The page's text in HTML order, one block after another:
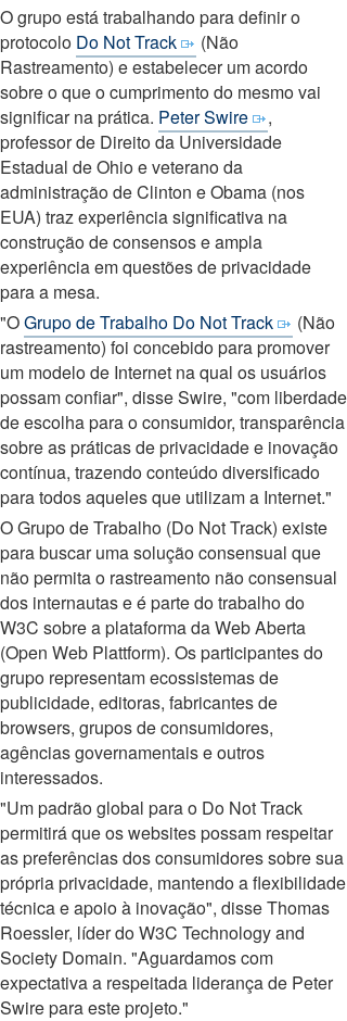
O grupo está trabalhando para definir o
protocolo Do Not Track
(Não
Rastreamento) e estabelecer um acordo
sobre o que o cumprimento do mesmo vai
significar na prática. Peter Swire
,
professor de Direito da Universidade
Estadual de Ohio e veterano da
administração de Clinton e Obama (nos
EUA) traz experiência significativa na
construção de consensos e ampla
experiência em questões de privacidade
para a mesa.
"OGrupo de Trabalho Do Not Track
(Não
rastreamento) foi concebido para promover
um modelo de Internet na qual os usuários
possam confiar", disse Swire, "com liberdade
de escolha para o consumidor, transparência
sobre as práticas de privacidade e inovação
contínua, trazendo conteúdo diversificado
para todos aqueles que utilizam a Internet."
O Grupo de Trabalho (Do Not Track) existe
para buscar uma solução consensual que
não permita o rastreamento não consensual
dos internautas e é parte do trabalho do
W3C sobre a plataforma da Web Aberta
(Open Web Plattform). Os participantes do
grupo representam ecossistemas de
publicidade, editoras, fabricantes de
browsers, grupos de consumidores,
agências governamentais e outros
interessados.
"Um padrão global para o Do Not Track
permitirá que os websites possam respeitar
as preferências dos consumidores sobre sua
própria privacidade, mantendo a flexibilidade
técnica e apoio à inovação", disse Thomas
Roessler, líder do W3C Technology and
Society Domain. "Aguardamos com
expectativa a respeitada liderança de Peter
Swire para este projeto."